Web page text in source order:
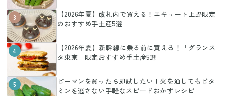
3
【2026年夏】改札内で買える！エキュート上野限定
のおすすめ手土産5選
4
【2026年夏】新幹線に乗る前に買える！「グランス
タ東京」限定おすすめ手土産5選
5
ピーマンを買ったら即試したい！火を通してもビタ
ミンを逃さない手軽なスピードおかずレシピ